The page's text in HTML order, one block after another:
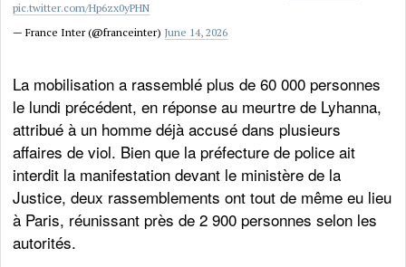
pic.twitter.com/Hp6zx0yPHN
— France Inter (@franceinter) June 14, 2026
La mobilisation a rassemblé plus de 60 000 personnes
le lundi précédent, en réponse au meurtre de Lyhanna,
attribué à un homme déjà accusé dans plusieurs
affaires de viol. Bien que la préfecture de police ait
interdit la manifestation devant le ministère de la
Justice, deux rassemblements ont tout de même eu lieu
à Paris, réunissant près de 2 900 personnes selon les
autorités.